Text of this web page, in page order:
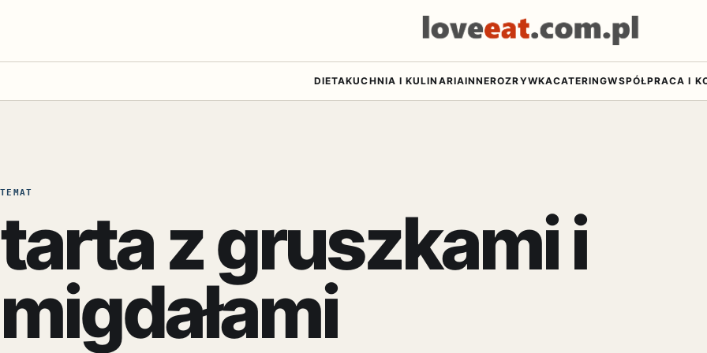
DIETAKUCHNIA I KULINARIAINNEROZRYWKACATERINGWSPÓŁPRACA I
TEMAT
tarta z gruszkami i
migdałami